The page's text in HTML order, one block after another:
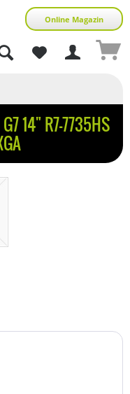
Online Magazin
14" R7-7735HS